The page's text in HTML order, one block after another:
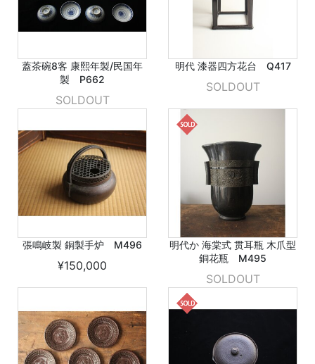
蓋茶碗8客 康熙年製/民国年
製 P662
SOLDOUT
明代 漆器四方花台 Q417
SOLDOUT
張鳴岐製 銅製手炉 M496
¥150,000
明代か 海棠式 贯耳瓶 木爪型
銅花瓶 M495
SOLDOUT